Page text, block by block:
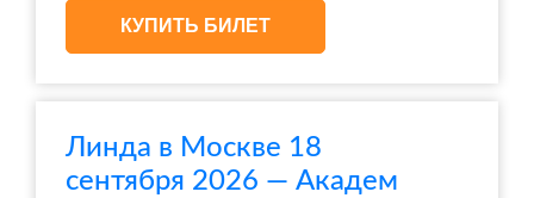
КУПИТЬ БИЛЕТ
Линда в Москве 18
сентября 2026 — Академ